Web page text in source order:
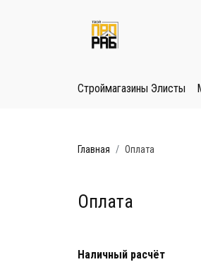
Строймагазины Элисты
Главная Оплата
Оплата
Наличный расчёт